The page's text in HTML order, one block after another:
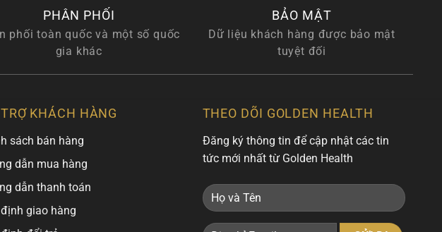
PHÂN PHỐI
phối toàn quốc và một số quốc
gia khác
BẢO MẬT
Dữ liệu khách hàng được bảo mật
tuyệt đối
KHÁCH HÀNG
sách bán hàng
dẫn mua hàng
dẫn thanh toán
giao hàng
THEO DÕI GOLDEN HEALTH
Đăng ký thông tin để cập nhật các tin
tức mới nhất từ Golden Health